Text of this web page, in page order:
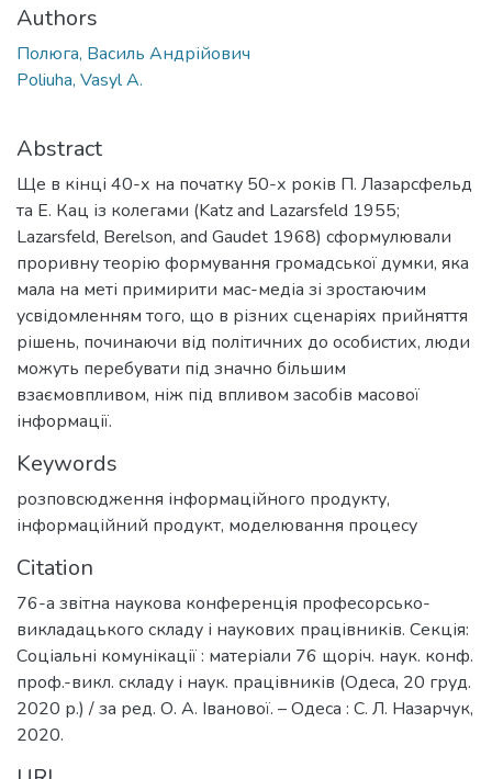
Authors
Полюга, Василь Андрійович
Poliuha, Vasyl A.
Abstract
Ще в кінці 40-х на початку 50-х років П. Лазарсфельд
та Е. Кац із колегами (Katz and Lazarsfeld 1955;
Lazarsfeld, Berelson, and Gaudet 1968) сформулювали
проривну теорію формування громадської думки, яка
мала на меті примирити мас-медіа зі зростаючим
усвідомленням того, що в різних сценаріях прийняття
рішень, починаючи від політичних до особистих, люди
можуть перебувати під значно більшим
взаємовпливом, ніж під впливом засобів масової
інформації.
Keywords
розповсюдження інформаційного продукту,
інформаційний продукт, моделювання процесу
Citation
76-а звітна наукова конференція професорсько-
викладацького складу і наукових працівників. Секція:
Соціальні комунікації : матеріали 76 щоріч. наук. конф.
проф.-викл. складу і наук. працівників (Одеса, 20 груд.
2020 р.) / за ред. О. А. Іванової. – Одеса : С. Л. Назарчук,
2020.